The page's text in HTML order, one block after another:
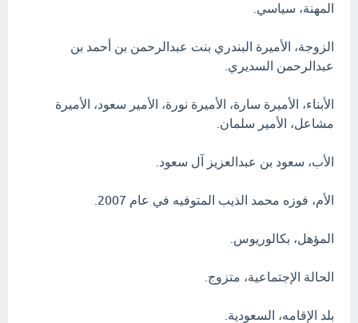
المهنة، سياسي.
الزوجة، الأميرة البندري بنت عبدالرحمن بن أحمد بن
عبدالرحمن السديري.
الأبناء، الأميرة سارة، الأميرة نورة، الأمير سعود، الأميرة
مشاعل، الأمير سلمان.
الأب، سعود بن عبدالعزيز آل سعود.
الأم، فوزه محمد الذيب المتوفيه في عام 2007.
المؤهل، بكالوريوس.
الحالة الإجتماعية، متزوج.
بلد الإقامه، السعودية.